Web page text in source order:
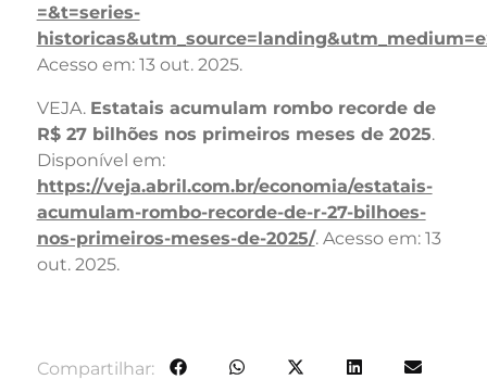
=&t=series-
Acesso em: 13 out. 2025.
VEJA. Estatais acumulam rombo recorde de
R$ 27 bilhões nos primeiros meses de 2025.
Disponível em:
https://veja.abril.com.br/economia/estatais-
acumulam-rombo-recorde-de-r-27-bilhoes-
nos-primeiros-meses-de-2025/. Acesso em: 13
out. 2025.
Compartilhar: